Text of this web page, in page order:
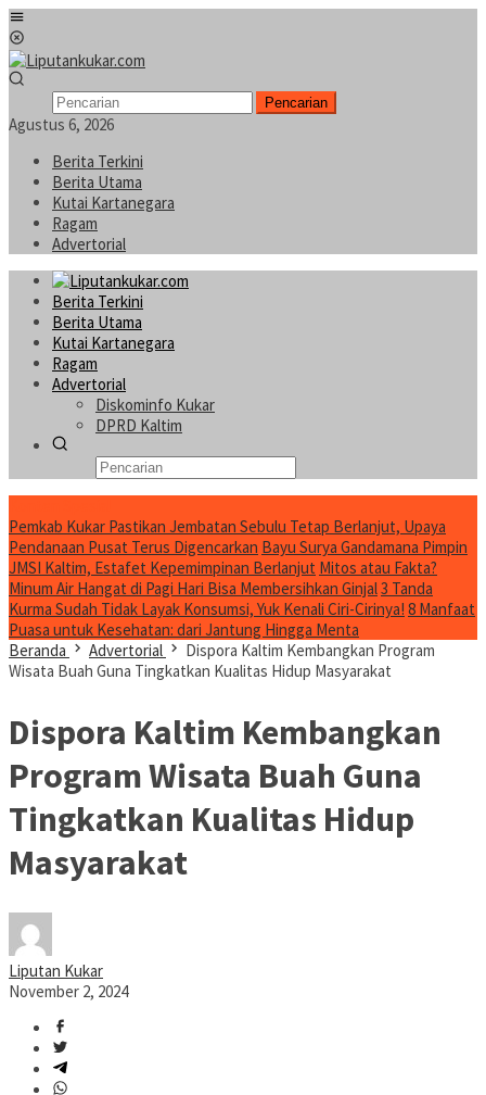
Loncat
ke
konten
Pencarian
Agustus 6, 2026
Berita Terkini
Berita Utama
Kutai Kartanegara
Ragam
Advertorial
Berita Terkini
Berita Utama
Kutai Kartanegara
Ragam
Advertorial
Diskominfo Kukar
DPRD Kaltim
Pemkab Kukar Pastikan Jembatan Sebulu Tetap Berlanjut, Upaya
Pendanaan Pusat Terus Digencarkan Bayu Surya Gandamana Pimpin
JMSI Kaltim, Estafet Kepemimpinan Berlanjut Mitos atau Fakta?
Minum Air Hangat di Pagi Hari Bisa Membersihkan Ginjal3 Tanda
Kurma Sudah Tidak Layak Konsumsi, Yuk Kenali Ciri-Cirinya! 8 Manfaat
Puasa untuk Kesehatan: dari Jantung Hingga Menta
Beranda
Advertorial
Dispora Kaltim Kembangkan Program
Wisata Buah Guna Tingkatkan Kualitas Hidup Masyarakat
Dispora Kaltim Kembangkan
Program Wisata Buah Guna
Tingkatkan Kualitas Hidup
Masyarakat
Liputan Kukar
November 2, 2024